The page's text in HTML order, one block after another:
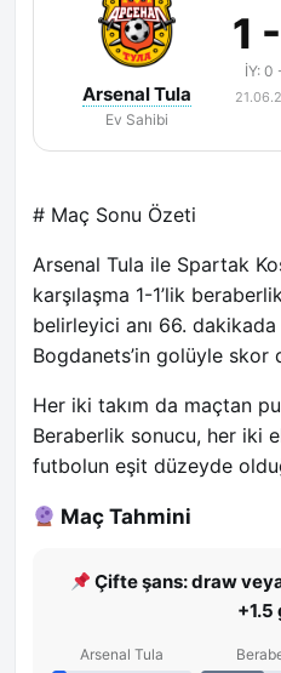
Arsenal Tula
Ev Sahibi
1
İY: 0
# Maç Sonu Özeti
Arsenal Tula ile Spartak
karşılaşma 1-1’lik
belirleyici anı 66. dakikada
Bogdanets’in golüyle skor
Her iki takım da maçtan
Beraberlik sonucu, her iki
futbolun eşit düzeyde
Maç Tahmini
Çifte şans: draw
+1.5
Arsenal Tula